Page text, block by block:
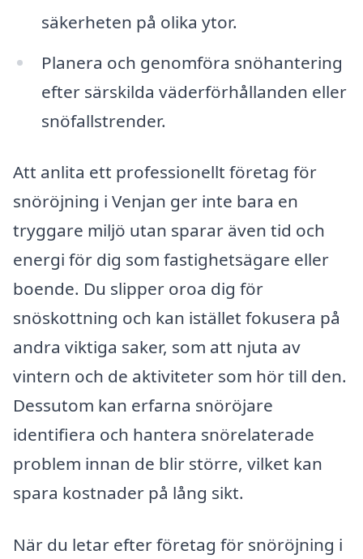
säkerheten på olika ytor.
Planera och genomföra snöhantering
efter särskilda väderförhållanden eller
snöfallstrender.
Att anlita ett professionellt företag för
snöröjning i Venjan ger inte bara en
tryggare miljö utan sparar även tid och
energi för dig som fastighetsägare eller
boende. Du slipper oroa dig för
snöskottning och kan istället fokusera på
andra viktiga saker, som att njuta av
vintern och de aktiviteter som hör till den.
Dessutom kan erfarna snöröjare
identifiera och hantera snörelaterade
problem innan de blir större, vilket kan
spara kostnader på lång sikt.
När du letar efter företag för snöröjning i